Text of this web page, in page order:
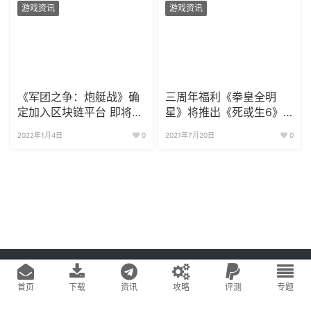
游戏资讯
《军团之争：炮艇战》确
定加入区块链平台 即将上
2022年1月4日 0
游戏资讯
三周年福利《拳皇全明
星》将推出《死或生6》
2021年7月20日 0
Copyright © 2020 游戏易站 版权所有 鄂ICP备2022019269号-1
网站地图
首页
下载 资讯 攻略 评测 专题